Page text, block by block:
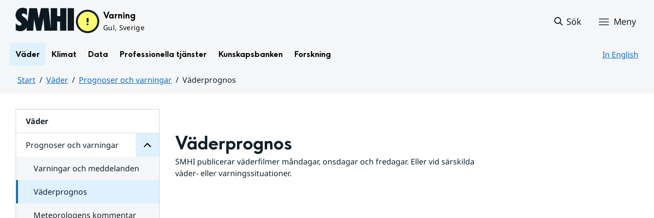
Hoppa till sidans innehåll Varning
Gul, Sverige
Sök Meny
Väder Klimat Data Professionella tjänster Kunskapsbanken Forskning In English
Start Väder Prognoser och varningar
Väderprognos
Väder
Prognoser och varningar
för
varningar
Varningar och meddelanden
Väderprognos
Meteorologens kommentar
Väderprognos
SMHI publicerar väderfilmer måndagar, onsdagar och fredagar. Eller vid särskilda
väder- eller varningssituationer.